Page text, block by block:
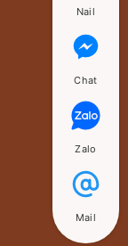
Nail
Chat
Zalo
Mail